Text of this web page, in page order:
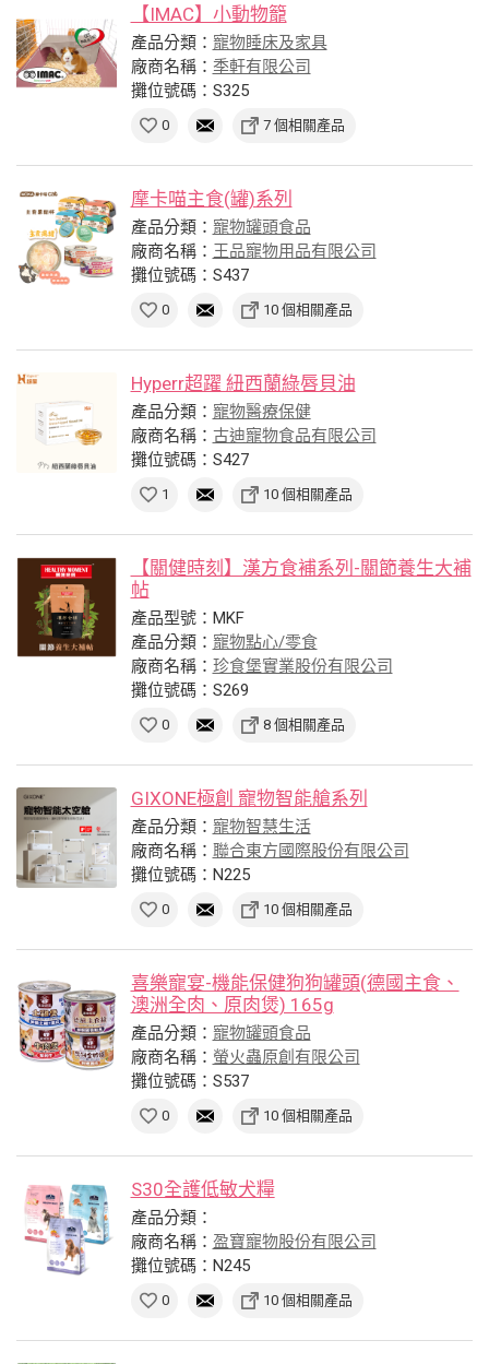
【IMAC】小動物籠
產品分類： 寵物睡床及家具
廠商名稱： 季軒有限公司
攤位號碼：S325
0 7 個相關產品
摩卡喵主食(罐)系列
產品分類： 寵物罐頭食品
廠商名稱： 王品寵物用品有限公司
攤位號碼：S437
0 10 個相關產品
Hyperr超躍 紐西蘭綠唇貝油
產品分類： 寵物醫療保健
廠商名稱： 古迪寵物食品有限公司
攤位號碼：S427
1 10 個相關產品
【關健時刻】漢方食補系列-關節養生大補
帖
產品型號：MKF
產品分類： 寵物點心/零食
廠商名稱： 珍食堡實業股份有限公司
攤位號碼：S269
0 8 個相關產品
GIXONE極創 寵物智能艙系列
產品分類： 寵物智慧生活
廠商名稱： 聯合東方國際股份有限公司
攤位號碼：N225
0 10 個相關產品
喜樂寵宴-機能保健狗狗罐頭(德國主食、
澳洲全肉、原肉煲) 165g
產品分類： 寵物罐頭食品
廠商名稱： 螢火蟲原創有限公司
攤位號碼：S537
0 10 個相關產品
S30全護低敏犬糧
產品分類：
廠商名稱： 盈寶寵物股份有限公司
攤位號碼：N245
0 10 個相關產品